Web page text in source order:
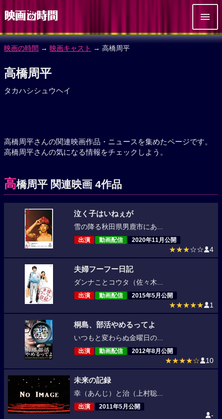
映画の時間 → 映画キャスト → 高橋周平
高橋周平
タカハシシュウヘイ
高橋周平さんの関連映画作品・ニュースを集めたページです。
高橋周平さんの気になる情報をチェックしよう。
高橋周平 関連映画 4作品
泣く子はいねぇが
雪の降る秋田県男鹿市にあ...
出演 動画配信 2020年11月公開
★★★☆☆ 4
夫婦フーフー日記
ダンナことコウタ（佐々木...
出演 動画配信 2015年5月公開
★★★★★ 1
桐島、部活やめるってよ
いつもと変わらぬ金曜日の...
出演 動画配信 2012年8月公開
★★★★☆ 10
未来の記録
幸（あんじ）と治（上村聡...
出演 2011年5月公開
-